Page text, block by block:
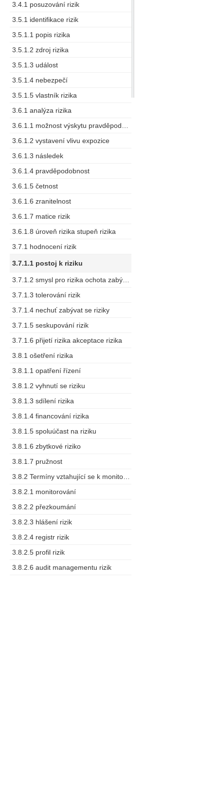
3.4.1 posuzování rizik
3.5.1 identifikace rizik
3.5.1.1 popis rizika
3.5.1.2 zdroj rizika
3.5.1.3 událost
3.5.1.4 nebezpečí
3.5.1.5 vlastník rizika
3.6.1 analýza rizika
3.6.1.2 vystavení vlivu expozice
3.6.1.3 následek
3.6.1.4 pravděpodobnost
3.6.1.5 četnost
3.6.1.6 zranitelnost
3.6.1.7 matice rizik
3.6.1.8 úroveň rizika stupeň rizika
3.7.1 hodnocení rizik
3.7.1.1 postoj k riziku
3.7.1.3 tolerování rizik
3.7.1.4 nechuť zabývat se riziky
3.7.1.5 seskupování rizik
3.7.1.6 přijetí rizika akceptace rizika
3.8.1 ošetření rizika
3.8.1.1 opatření řízení
3.8.1.2 vyhnutí se riziku
3.8.1.3 sdílení rizika
3.8.1.4 financování rizika
3.8.1.5 spoluúčast na riziku
3.8.1.6 zbytkové riziko
3.8.1.7 pružnost
3.8.2.1 monitorování
3.8.2.2 přezkoumání
3.8.2.3 hlášení rizik
3.8.2.4 registr rizik
3.8.2.5 profil rizik
3.8.2.6 audit managementu rizik